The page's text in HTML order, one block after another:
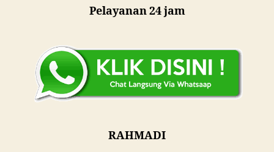
Pelayanan 24 jam
RAHMADI